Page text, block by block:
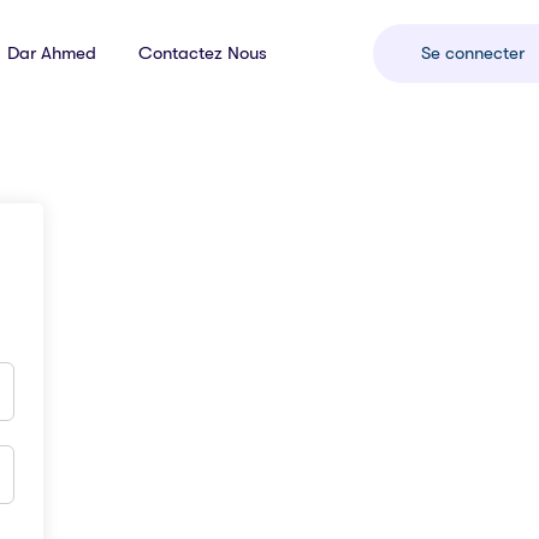
Dar Ahmed Contactez Nous Se connecter